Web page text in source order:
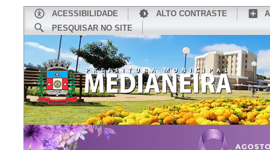
ACESSIBILIDADE ALTO CONTRASTE
PESQUISAR NO SITE
CONHEÇA MEDIANEIRA